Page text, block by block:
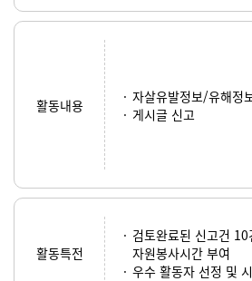
활동내용
자살유발정보/유해정
게시글 신고
활동특전
검토완료된 신고건 10
자원봉사시간 부여
우수 활동자 선정 및